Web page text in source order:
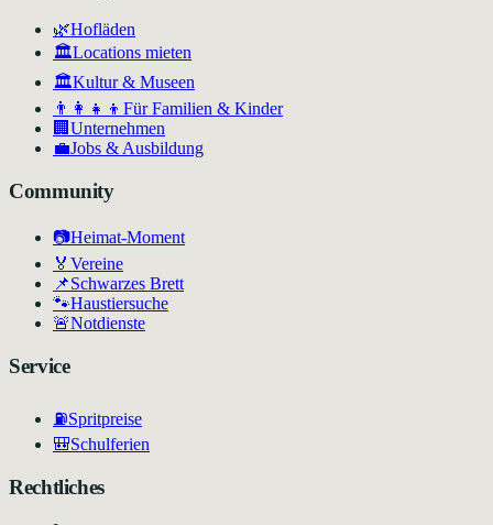
🌿Hofläden
🏛️Locations mieten
🏛Kultur & Museen
👨‍👩‍👧‍👦 Für Familien & Kinder
🏢 Unternehmen
💼Jobs & Ausbildung
Community
📷Heimat-Moment
🏅 Vereine
📌Schwarzes Brett
🐾Haustiersuche
🚨Notdienste
Service
⛽Spritpreise
🎒Schulferien
Rechtliches